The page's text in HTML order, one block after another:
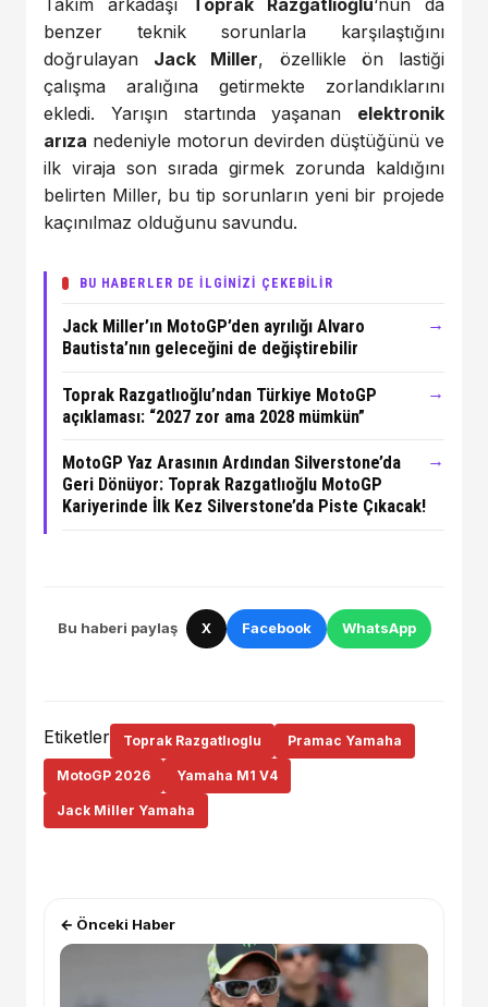
benzer teknik sorunlarla karşılaştığını
doğrulayan Jack Miller, özellikle ön lastiği
çalışma aralığına getirmekte zorlandıklarını
ekledi. Yarışın startında yaşanan elektronik
arıza nedeniyle motorun devirden düştüğünü ve
ilk viraja son sırada girmek zorunda kaldığını
belirten Miller, bu tip sorunların yeni bir projede
kaçınılmaz olduğunu savundu.
BU HABERLER DE İLGİNİZİ ÇEKEBİLİR
Jack Miller’ın MotoGP’den ayrılığı Alvaro
Bautista’nın geleceğini de değiştirebilir
→
Toprak Razgatlıoğlu’ndan Türkiye MotoGP
açıklaması: “2027 zor ama 2028 mümkün”
→
MotoGP Yaz Arasının Ardından Silverstone’da
Geri Dönüyor: Toprak Razgatlıoğlu MotoGP
Kariyerinde İlk Kez Silverstone’da Piste Çıkacak!
→
Bu haberi paylaş X Facebook WhatsApp
Etiketler Toprak Razgatlıoglu Pramac Yamaha
MotoGP 2026 Yamaha M1 V4
Jack Miller Yamaha
← Önceki Haber